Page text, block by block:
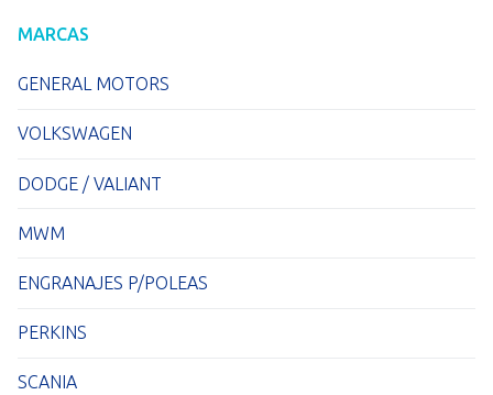
MARCAS
GENERAL MOTORS
VOLKSWAGEN
DODGE / VALIANT
MWM
ENGRANAJES P/POLEAS
PERKINS
SCANIA